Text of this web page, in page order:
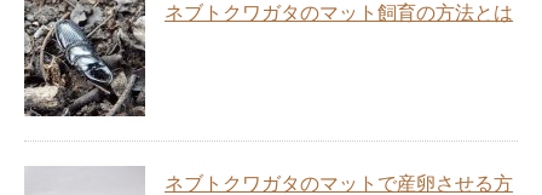
ネブトクワガタのマット飼育の方法とは
ネブトクワガタのマットで産卵させる方